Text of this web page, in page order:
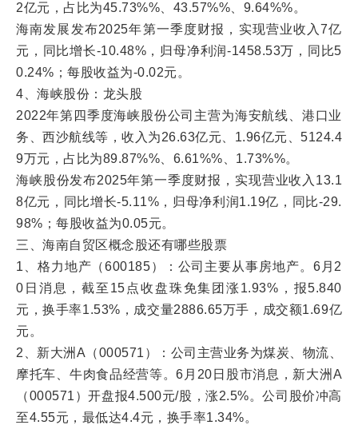
2亿元，占比为45.73%%、43.57%%、9.64%%。
海南发展发布2025年第一季度财报，实现营业收入7亿
元，同比增长-10.48%，归母净利润-1458.53万，同比5
0.24%；每股收益为-0.02元。
4、海峡股份：龙头股
2022年第四季度海峡股份公司主营为海安航线、港口业
务、西沙航线等，收入为26.63亿元、1.96亿元、5124.4
9万元，占比为89.87%%、6.61%%、1.73%%。
海峡股份发布2025年第一季度财报，实现营业收入13.1
8亿元，同比增长-5.11%，归母净利润1.19亿，同比-29.
98%；每股收益为0.05元。
三、海南自贸区概念股还有哪些股票
1、格力地产（600185）：公司主要从事房地产。6月2
0日消息，截至15点收盘珠免集团涨1.93%，报5.840
元，换手率1.53%，成交量2886.65万手，成交额1.69亿
元。
2、新大洲A（000571）：公司主营业务为煤炭、物流、
摩托车、牛肉食品经营等。6月20日股市消息，新大洲A
（000571）开盘报4.500元/股，涨2.5%。公司股价冲高
至4.55元，最低达4.4元，换手率1.34%。